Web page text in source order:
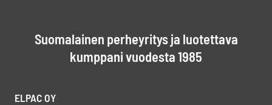
Suomalainen perheyritys ja luotettava
kumppani vuodesta 1985
ELPAC OY